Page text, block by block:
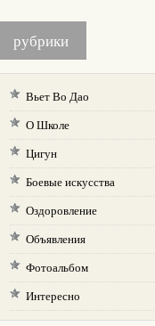
рубрики
Вьет Во Дао
О Школе
Цигун
Боевые искусства
Оздоровление
Объявления
Фотоальбом
Интересно